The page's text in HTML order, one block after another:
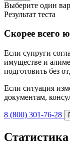
Выберите один
Результат теста
Скорее всего
Если супруги
имуществе и
подготовить без
Если ситуация
документам,
8 (800) 301-76-28